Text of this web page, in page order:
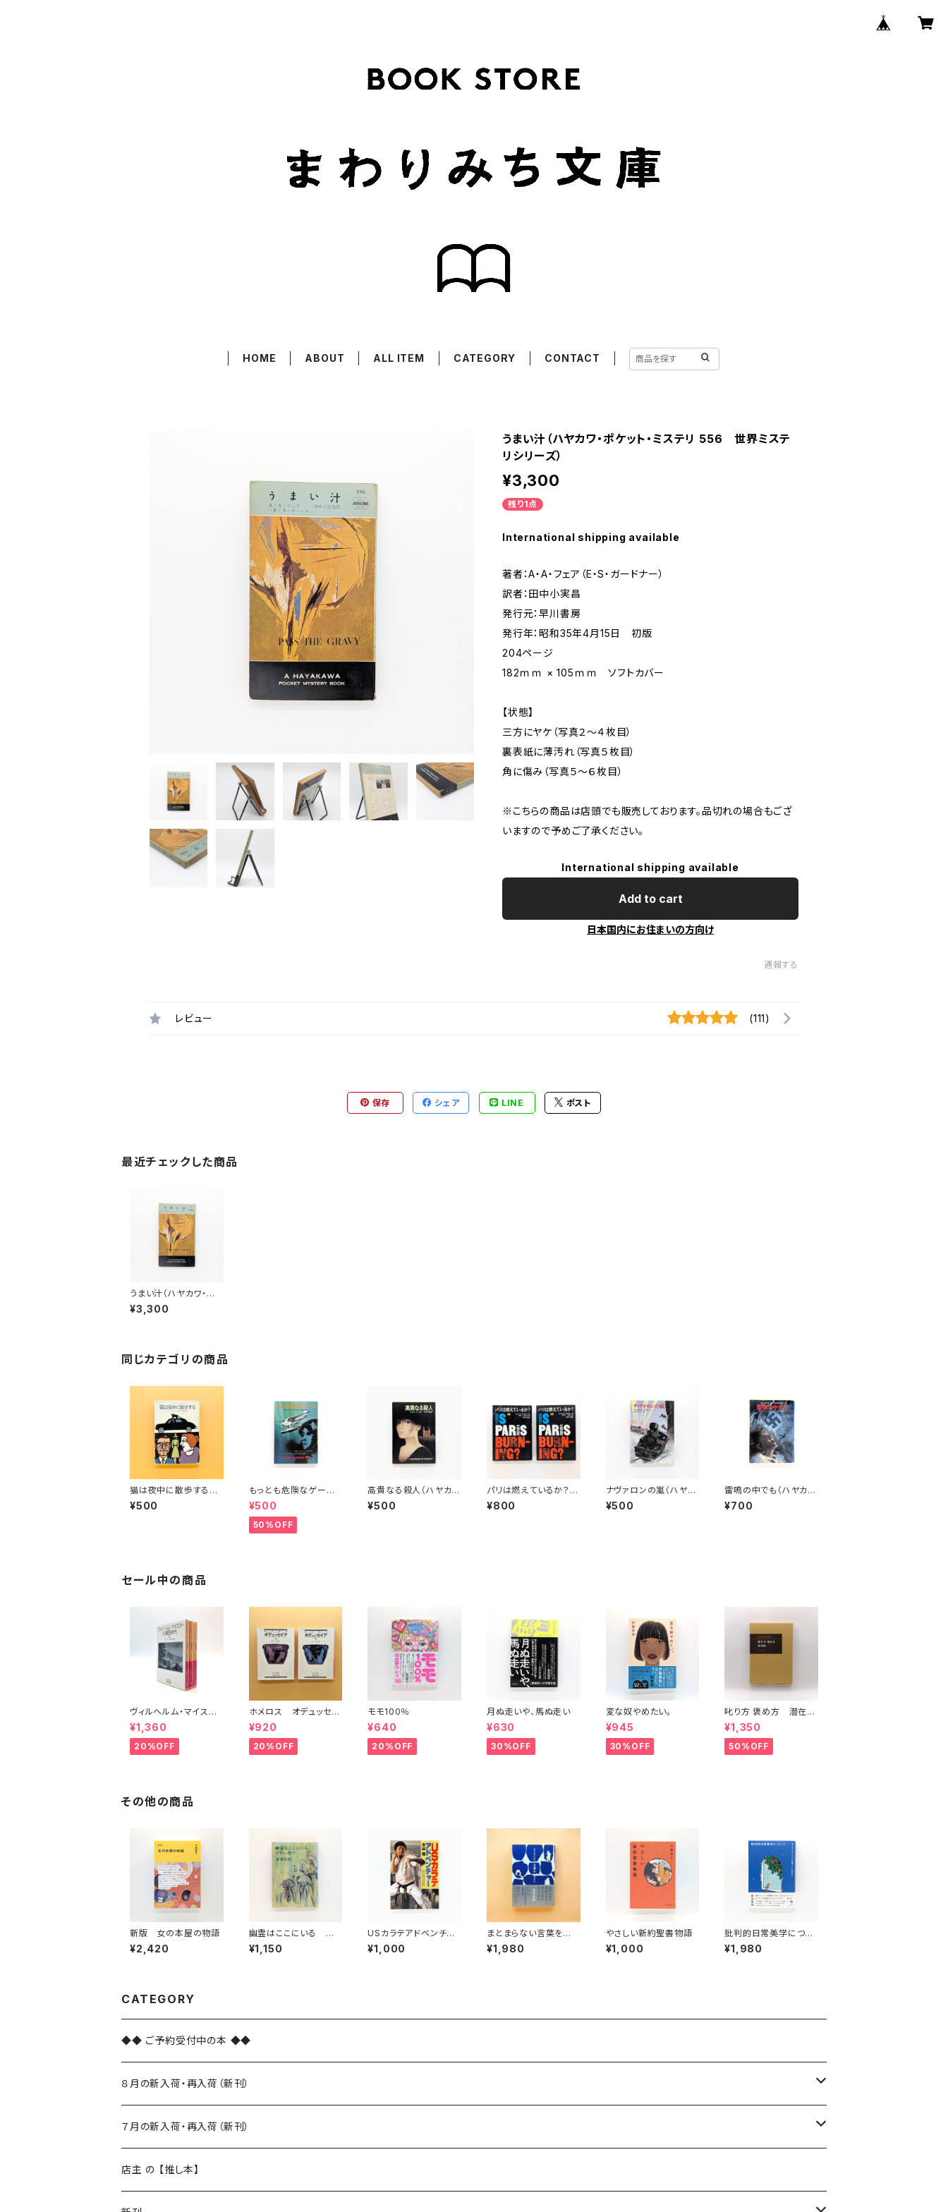
HOME ABOUT ALL ITEM CATEGORY CONTACT
うまい汁（ハヤカワ・ポケット・ミステリ 556 世界ミステ
リシリーズ）
¥3,300
残り1点
International shipping available
著者：A・A・フェア（E・S・ガードナー）
訳者：田中小実昌
発行元：早川書房
発行年：昭和35年4月15日 初版
204ページ
182ｍｍ × 105ｍｍ ソフトカバー
【状態】
三方にヤケ（写真２～４枚目）
裏表紙に薄汚れ（写真５枚目）
角に傷み（写真５～６枚目）
※こちらの商品は店頭でも販売しております。品切れの場合もござ
いますので予めご了承ください。
International shipping available
Add to cart
日本国内にお住まいの方向け
通報する
レビュー (111)
保存 シェア LINE ポスト
最近チェックした商品
うまい汁（ハヤカワ・ポ
ケット・ミステリ 556
世界ミステリシリーズ）
¥3,300
同じカテゴリの商品
猫は夜中に散歩する
（ハヤカワ・ミステリ文
庫）
¥500
もっとも危険なゲーム
（ハヤカワ・ミステリ文
庫）
¥500
50%OFF
高貴なる殺人（ハヤカワ
文庫NV）
¥500
パリは燃えているか？
㊤㊦（ハヤカワ文庫NF）
¥800
ナヴァロンの嵐（ハヤカ
ワ文庫NV)
¥500
雷鳴の中でも（ハヤカ
ワ・ミステリ文庫）
¥700
セール中の商品
ヴィルヘルム・マイスタ
ーの遍歴時代 (上)(中)
(下)（岩波文庫）
¥1,360
20%OFF
ホメロス オデュッセイ
ア(上)(下) （岩波文庫）
¥920
20%OFF
モモ100％
¥640
20%OFF
月ぬ走いや、馬ぬ走い
¥630
30%OFF
変な奴やめたい。
¥945
30%OFF
叱り方 褒め方 潜在意
識教育法叢書
¥1,350
50%OFF
その他の商品
新版 女の本屋の物語
¥2,420
幽霊はここにいる ど
れい狩り（新潮文庫）
¥1,150
USカラテアドベンチャ
ー
¥1,000
まとまらない言葉を生き
る
¥1,980
やさしい新約聖書物語
¥1,000
批判的日常美学につい
て 来たるべき「ふつう
の暮らし」を求めて
¥1,980
CATEGORY
◆◆ ご予約受付中の本 ◆◆
８月の新入荷・再入荷（新刊）
新入荷
再入荷
７月の新入荷・再入荷（新刊）
新入荷
店主 の 【推し本】